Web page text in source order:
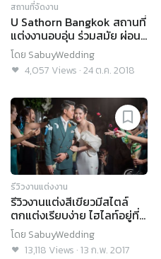
สถานที่จัดงาน
U Sathorn Bangkok สถานที่
แต่งงานอบอุ่น ร่วมสมัย ผ่อน
คลายด้วยวิวสวน
โดย SabuyWedding
4,057 Views ·24 ต.ค. 2018
รีวิวงานแต่งงาน
รีวิวงานแต่งสีเขียวมีสไตล์
ตกแต่งเรียบง่าย ไฮไลท์อยู่ที่
ชุด @U Sathorn
โดย SabuyWedding
13,118 Views ·13 ก.พ. 2017